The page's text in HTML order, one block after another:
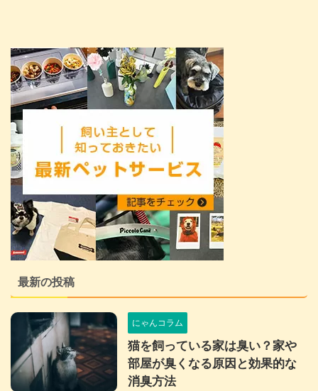
最新の投稿
にゃんコラム
猫を飼っている家は臭い？家や
部屋が臭くなる原因と効果的な
消臭方法